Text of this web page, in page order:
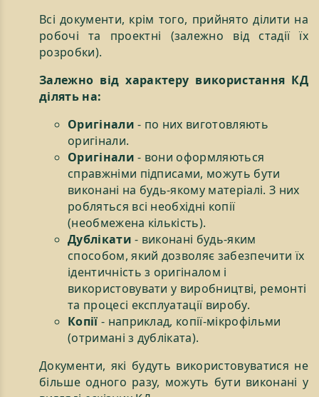
Всі документи, крім того, прийнято ділити на
робочі та проектні (залежно від стадії їх
розробки).
Залежно від характеру використання КД
ділять на:
Оригінали- по них виготовляють
оригінали.
Оригінали- вони оформляються
справжніми підписами, можуть бути
виконані на будь-якому матеріалі. З них
робляться всі необхідні копії
(необмежена кількість).
Дублікати- виконані будь-яким
способом, який дозволяє забезпечити їх
ідентичність з оригіналом і
використовувати у виробництві, ремонті
та процесі експлуатації виробу.
Копії - наприклад, копії-мікрофільми
(отримані з дубліката).
Документи, які будуть використовуватися не
більше одного разу, можуть бути виконані у